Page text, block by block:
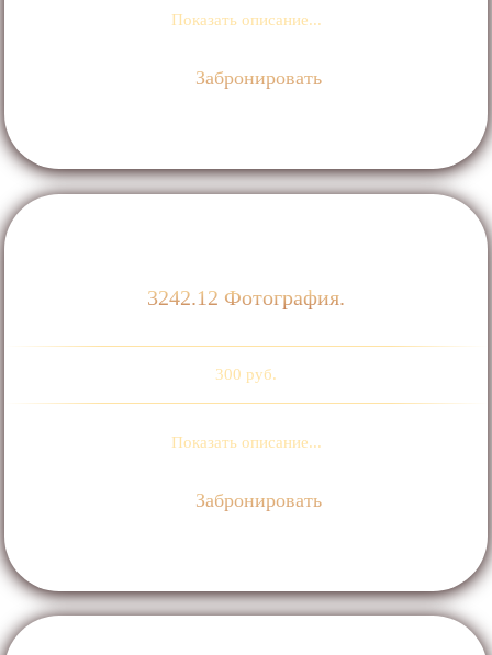
Показать описание...
Забронировать
3242.12 Фотография.
300 руб.
Показать описание...
Забронировать